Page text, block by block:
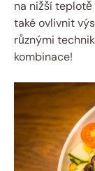
na nižší
také ovlivnit
různými
kombinace!